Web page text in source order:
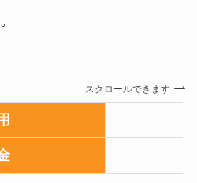
スクロールできます